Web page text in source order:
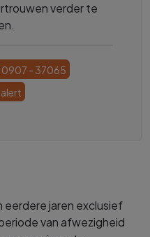
verder te
0907 - 37065
eerdere jaren exclusief
van afwezigheid